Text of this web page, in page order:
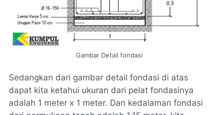
Gambar Detail fondasi
Sedangkan dari gambar detail fondasi di atas
dapat kita ketahui ukuran dari pelat fondasinya
adalah 1 meter x 1 meter. Dan kedalaman fondasi